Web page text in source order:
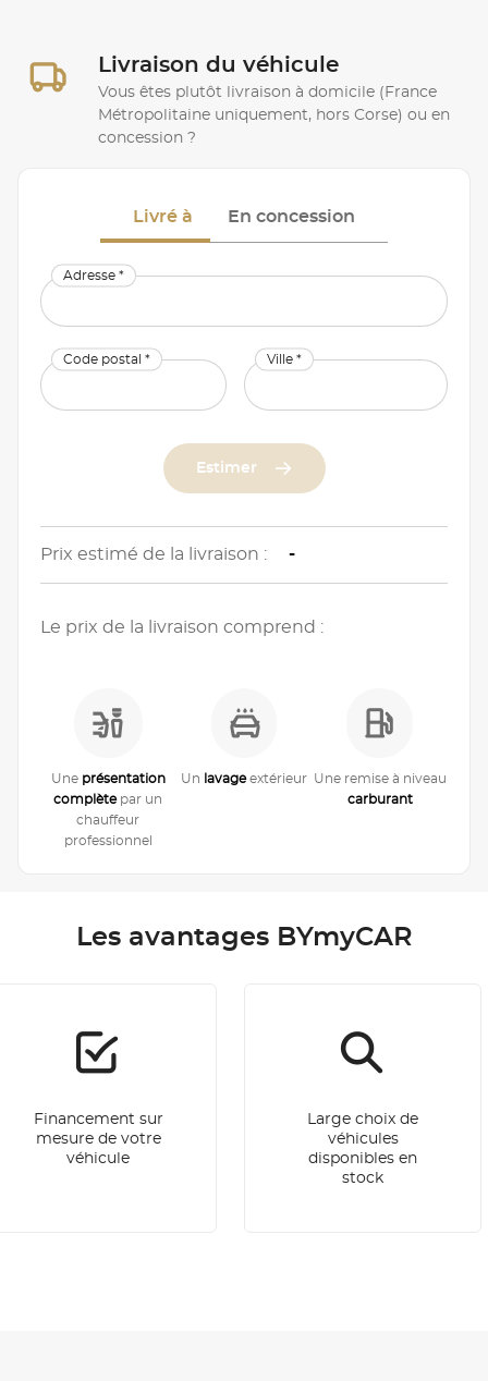
Livraison du véhicule
Vous êtes plutôt livraison à domicile (France
Métropolitaine uniquement, hors Corse) ou en
concession ?
Livré à En concession
Adresse *
Code postal * Ville *
Estimer
Prix estimé de la livraison : -
Le prix de la livraison comprend :
Une présentation
complètepar un
chauffeur
professionnel
Un lavageextérieur Une remise à niveau
carburant
Les avantages BYmyCAR
Financement sur
mesure de votre
véhicule
Large choix de
véhicules
disponibles en
stock